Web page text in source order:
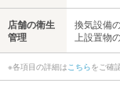
店舗の衛生
管理
換気設備
上設置物
※各項目の詳細は こちらをご確